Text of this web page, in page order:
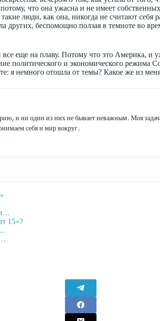
что она ужасна и не имеет
люди, как она, никогда не считают себя
других, беспомощно ползая в темноте во
еще на плаву. Потому что это Америка, и
политического и экономического
я немного отошла от темы? Какое же из
и ни один из них не бывает неважным. Моя
себя и мир вокруг.
15»?